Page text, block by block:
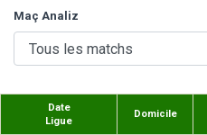
Maç Analiz
Date
Ligue
Domicile